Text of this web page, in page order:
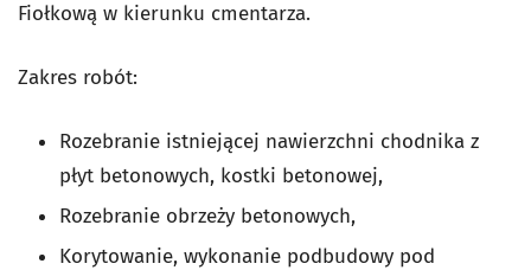
Fiołkową w kierunku cmentarza.
Zakres robót:
Rozebranie istniejącej nawierzchni chodnika z
płyt betonowych, kostki betonowej,
Rozebranie obrzeży betonowych,
Korytowanie, wykonanie podbudowy pod